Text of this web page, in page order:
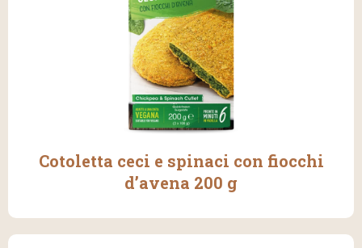
Cotoletta ceci e spinaci con fiocchi
d’avena 200 g